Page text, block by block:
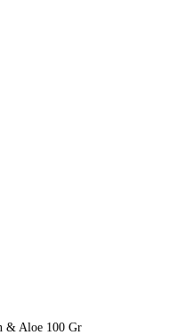
& Aloe 100 Gr